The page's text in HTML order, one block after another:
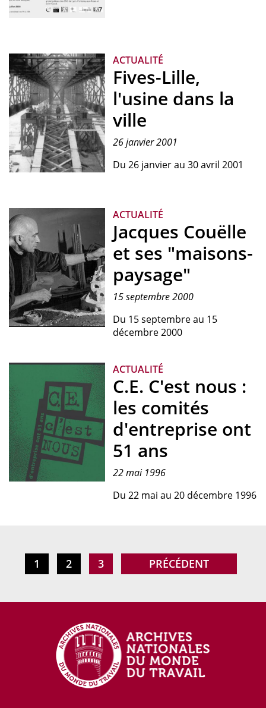
l'invitation
l'exposition
"Baraques"
de
l'affiche
de
l'exposition.
ACTUALITÉ
Fives-Lille,
l'usine dans la
ville
26 janvier 2001
Du 26 janvier au 30 avril 2001
Jacques
travaillant
sur
une
maquette
d'une
"maison-
paysage".
ACTUALITÉ
Jacques Couëlle
et ses "maisons-
paysage"
15 septembre 2000
Du 15 septembre au 15
décembre 2000
nous",
ACTUALITÉ
C.E. C'est nous :
les comités
d'entreprise ont
51 ans
22 mai 1996
Du 22 mai au 20 décembre 1996
PAGE
PRÉCÉDENT
PAGE
1 PAGE
2 PAGE
3